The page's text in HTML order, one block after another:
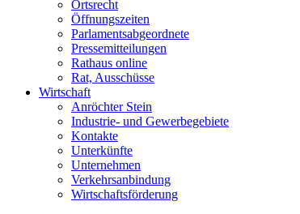
Ortsrecht
Öffnungszeiten
Parlamentsabgeordnete
Pressemitteilungen
Rathaus online
Rat, Ausschüsse
Wirtschaft
Anröchter Stein
Industrie- und Gewerbegebiete
Kontakte
Unterkünfte
Unternehmen
Verkehrsanbindung
Wirtschaftsförderung